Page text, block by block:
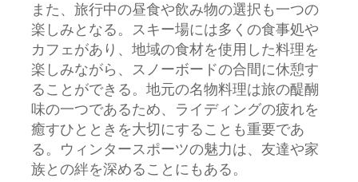
また、旅行中の昼食や飲み物の選択も一つの
楽しみとなる。スキー場には多くの食事処や
カフェがあり、地域の食材を使用した料理を
楽しみながら、スノーボードの合間に休憩す
ることができる。地元の名物料理は旅の醍醐
味の一つであるため、ライディングの疲れを
癒すひとときを大切にすることも重要であ
る。ウィンタースポーツの魅力は、友達や家
族との絆を深めることにもある。